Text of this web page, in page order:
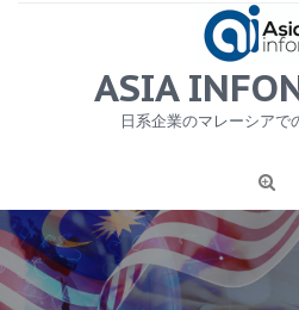
MENU
ニュース
労務サービス
プライバシーポリシー及び著作
ASIA
日系企業のマレーシアで